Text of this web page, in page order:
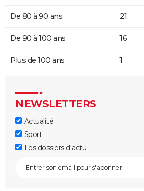
De 80 à 90 ans 21
De 90 à 100 ans 16
Plus de 100 ans 1
NEWSLETTERS
Actualité
Sport
Les dossiers d'actu